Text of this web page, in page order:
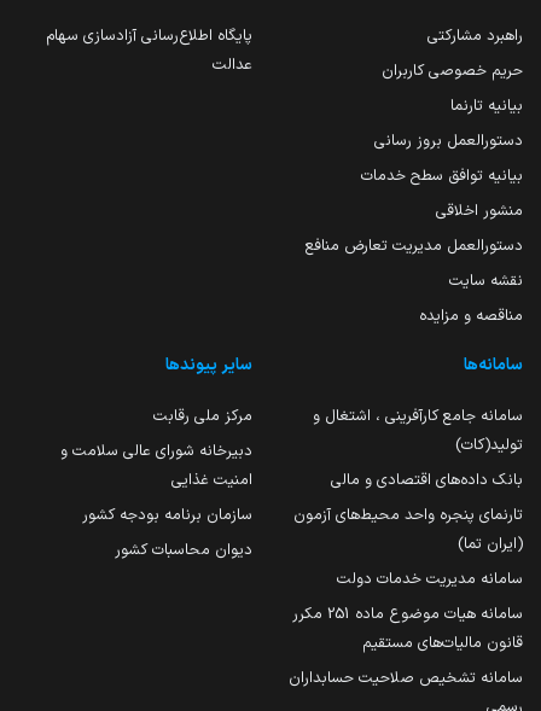
راهبرد مشارکتی
حریم خصوصی کاربران
بیانیه تارنما
دستورالعمل بروز رسانی
بیانیه توافق سطح خدمات
منشور اخلاقی
دستورالعمل مدیریت تعارض منافع
نقشه سایت
مناقصه و مزایده
پایگاه اطلاع‌رسانی آزادسازی سهام
عدالت
سامانه‌ها
سامانه جامع کارآفرینی ، اشتغال و
تولید(کات)
بانک داده‌های اقتصادی و مالی
تارنمای پنجره واحد محیط‌های آزمون
(ایران تما)
سامانه مدیریت خدمات دولت
سامانه هیات موضوع ماده 251 مکرر
قانون مالیات‌های مستقیم
سامانه تشخیص صلاحیت حسابداران
سایر پیوندها
مرکز ملی رقابت
دبیرخانه شورای عالی سلامت و
امنیت غذایی
سازمان برنامه بودجه کشور
دیوان محاسبات کشور